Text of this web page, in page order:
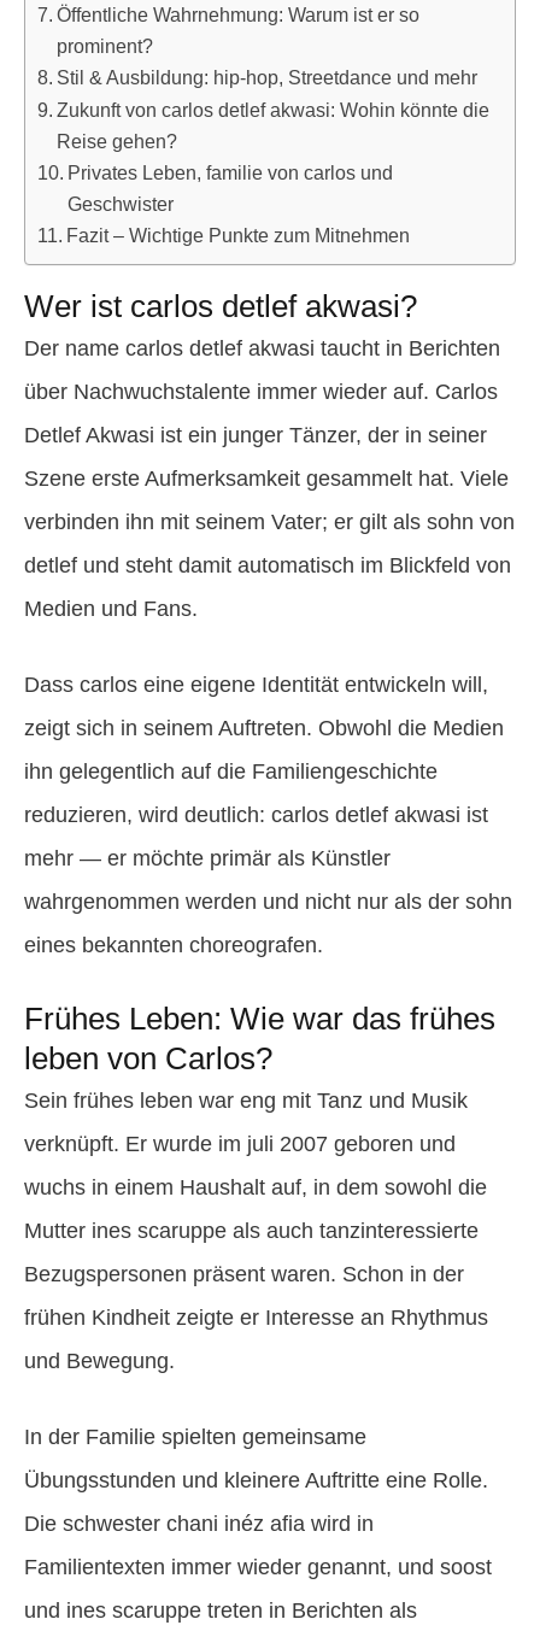
Öffentliche Wahrnehmung: Warum ist er so
prominent?
Stil & Ausbildung: hip-hop, Streetdance und mehr
Zukunft von carlos detlef akwasi: Wohin könnte die
Reise gehen?
Privates Leben, familie von carlos und
Geschwister
Fazit – Wichtige Punkte zum Mitnehmen
Wer ist carlos detlef akwasi?
Der name carlos detlef akwasi taucht in Berichten
über Nachwuchstalente immer wieder auf. Carlos
Detlef Akwasi ist ein junger Tänzer, der in seiner
Szene erste Aufmerksamkeit gesammelt hat. Viele
verbinden ihn mit seinem Vater; er gilt als sohn von
detlef und steht damit automatisch im Blickfeld von
Medien und Fans.
Dass carlos eine eigene Identität entwickeln will,
zeigt sich in seinem Auftreten. Obwohl die Medien
ihn gelegentlich auf die Familiengeschichte
reduzieren, wird deutlich: carlos detlef akwasi ist
mehr — er möchte primär als Künstler
wahrgenommen werden und nicht nur als der sohn
eines bekannten choreografen.
Frühes Leben: Wie war das frühes
leben von Carlos?
Sein frühes leben war eng mit Tanz und Musik
verknüpft. Er wurde im juli 2007 geboren und
wuchs in einem Haushalt auf, in dem sowohl die
Mutter ines scaruppe als auch tanzinteressierte
Bezugspersonen präsent waren. Schon in der
frühen Kindheit zeigte er Interesse an Rhythmus
und Bewegung.
In der Familie spielten gemeinsame
Übungsstunden und kleinere Auftritte eine Rolle.
Die schwester chani inéz afia wird in
Familientexten immer wieder genannt, und soost
und ines scaruppe treten in Berichten als